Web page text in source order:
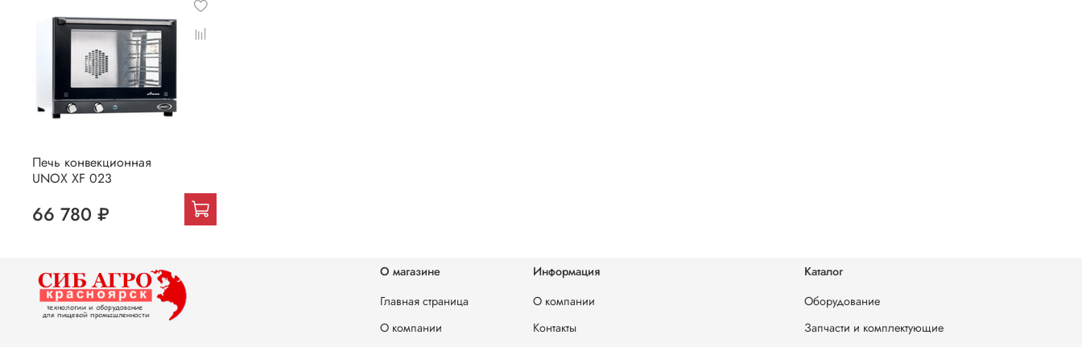
Печь конвекционная
UNOX XF 023
66 780 ₽
О магазине
Главная страница
О компании
Информация
О компании
Контакты
Каталог
Оборудование
Запчасти и комплектующие